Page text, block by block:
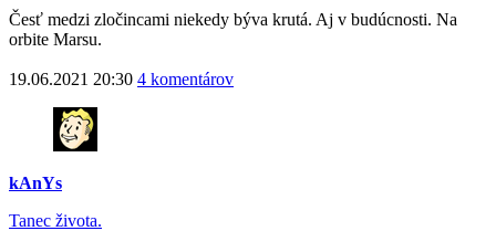
Česť medzi zločincami niekedy býva krutá. Aj v budúcnosti. Na
orbite Marsu.
19.06.2021 20:30 4 komentárov
kAnYs
Tanec života.